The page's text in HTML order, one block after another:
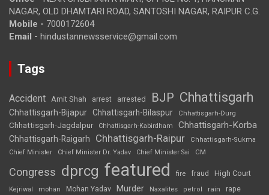
NAGAR, OLD DHAMTARI ROAD, SANTOSHI NAGAR, RAIPUR C.G.
Mobile - 7000172604
Email - hindustannewsservice@gmail.com
Tags
Accident Amit Shah arrest arrested BJP Chhattisgarh
Chhattisgarh-Bijapur Chhattisgarh-Bilaspur Chhattisgarh-Durg
Chhattisgarh-Jagdalpur Chhattisgarh-Kabirdham Chhattisgarh-Korba
Chhattisgarh-Raigarh Chhattisgarh-Raipur
Chhattisgarh-Sukma
Chief Minister
Chief Minister Dr. Yadav Chief Minister Sai CM
Congress dprcg featured fire fraud High Court
Kejriwal mohan Mohan Yadav Murder Naxalites petrol rain rape